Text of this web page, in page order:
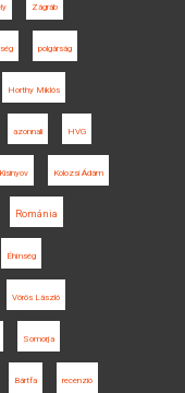
Zágráb
polgárság
Horthy Miklós
azonnali HVG
Kisinyov Kolozsi Ádám
Románia
Éhínség
Vörös László
Somorja
Bártfa recenzió